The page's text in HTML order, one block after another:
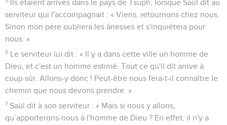
Ils étaient arrivés dans le pays de Tsuph, lorsque Saül dit au
serviteur qui l'accompagnait : « Viens, retournons chez nous.
Sinon mon père oubliera les ânesses et s'inquiétera pour
nous. »
6 Le serviteur lui dit : « Il y a dans cette ville un homme de
Dieu, et c'est un homme estimé. Tout ce qu'il dit arrive à
coup sûr. Allons-y donc ! Peut-être nous fera-t-il connaître le
chemin que nous devons prendre. »
7 Saül dit à son serviteur : « Mais si nous y allons,
qu’apporterons-nous à l'homme de Dieu ? En effet, il n'y a